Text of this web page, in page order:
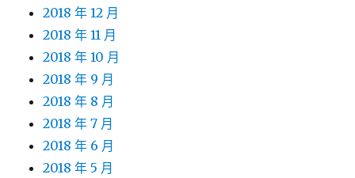
2018 年 12 月
2018 年 11 月
2018 年 10 月
2018 年 9 月
2018 年 8 月
2018 年 7 月
2018 年 6 月
2018 年 5 月